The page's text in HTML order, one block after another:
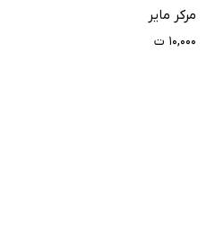
مرکر مایر
۱۰,۰۰۰ ت